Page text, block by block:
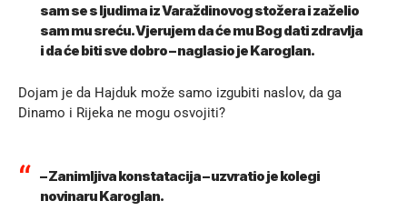
sam se s ljudima iz Varaždinovog stožera i zaželio
sam mu sreću. Vjerujem da će mu Bog dati zdravlja
i da će biti sve dobro – naglasio je Karoglan.
Dojam je da Hajduk može samo izgubiti naslov, da ga
Dinamo i Rijeka ne mogu osvojiti?
– Zanimljiva konstatacija – uzvratio je kolegi
novinaru Karoglan.